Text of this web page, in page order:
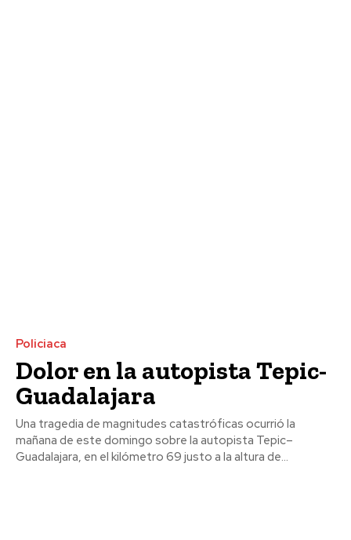
Policiaca
Dolor en la autopista Tepic-
Guadalajara
Una tragedia de magnitudes catastróficas ocurrió la
mañana de este domingo sobre la autopista Tepic–
Guadalajara, en el kilómetro 69 justo a la altura de...